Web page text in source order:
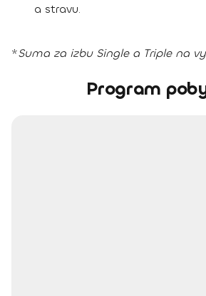
a stravu.
*Suma za izbu Single a Triple na
Program